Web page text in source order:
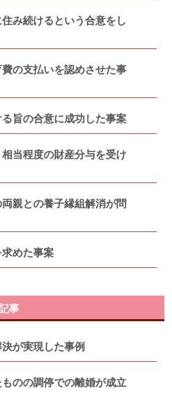
み続けるという合意をし
の支払いを認めさせた事
旨の合意に成功した事案
当程度の財産分与を受け
親との養子縁組解消が問
めた事案
事
が実現した事例
のの調停での離婚が成立